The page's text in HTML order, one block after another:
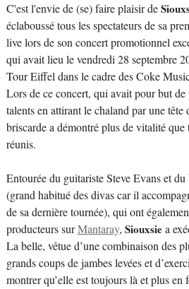
C'est l'envie de (se) faire plaisir de
éclaboussé tous les spectateurs de sa
live lors de son concert promotionnel
qui avait lieu le vendredi 28 septembre
Tour Eiffel dans le cadre des Coke
Lors de ce concert, qui avait pour but
talents en attirant le chaland par une
briscarde a démontré plus de vitalité que
réunis.
Entourée du guitariste Steve Evans et du
(grand habitué des divas car il
de sa dernière tournée), qui ont
producteurs surMantaray, Siouxsiea
La belle, vêtue d’une combinaison des
grands coups de jambes levées et
montrer qu’elle est toujours là et plus en